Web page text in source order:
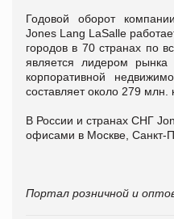
Годовой оборот
Jones Lang LaSalle
городов в 70 странах по
является лидером рынка
корпоративной
составляет около 279 млн.
В России и странах СНГ
офисами в Москве, Санкт-
Портал розничной и